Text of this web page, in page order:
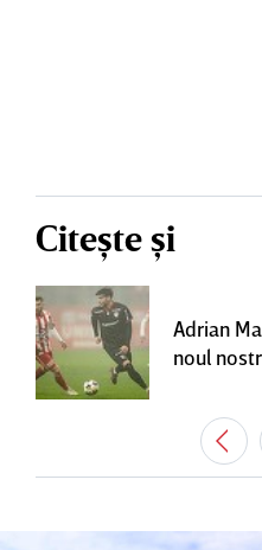
Citește și
Adrian
noul